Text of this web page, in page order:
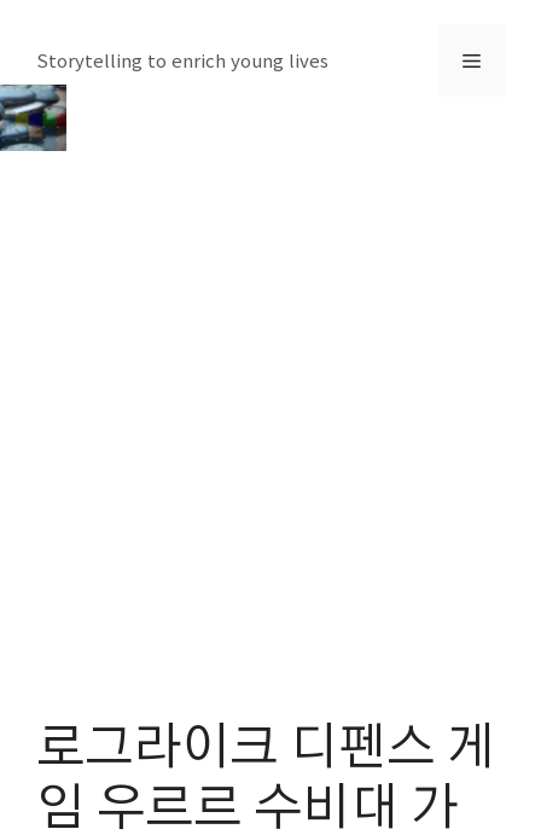
츠
로
건
Storytelling to enrich young lives 메
로그라이크 디펜스 게
임 우르르 수비대 가